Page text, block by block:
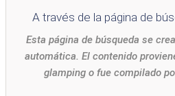
A través de la página de
Esta página de búsqueda se
automática. El contenido
glamping o fue compilado